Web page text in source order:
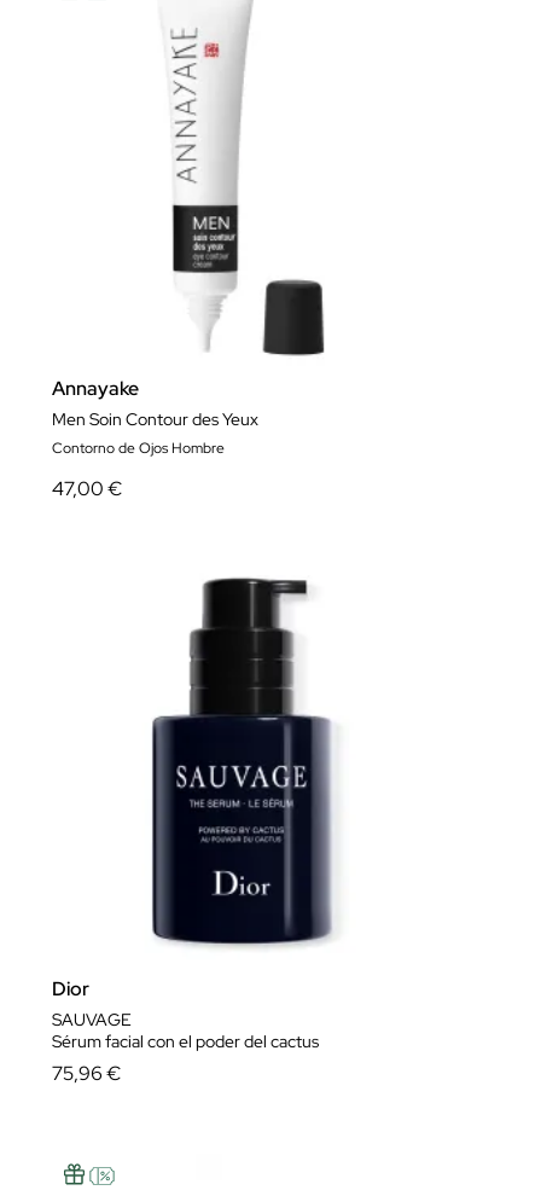
Annayake
Men​ Soin Contour des Yeux
Contorno de Ojos Hombre
47,00 €
Dior
SAUVAGE
Sérum facial con el poder del cactus
75,96 €